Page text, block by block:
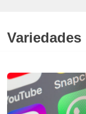
Variedades